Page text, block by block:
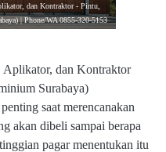
dan Kontraktor - Pintu,
| Phone/WA 0855-320-5153
dan Kontraktor
Surabaya)
saat merencanakan
akan dibeli sampai berapa
pagar menentukan itu